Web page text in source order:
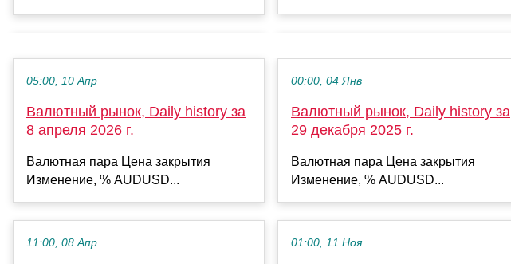
05:00, 10 Апр
Валютный рынок, Daily history за
8 апреля 2026 г.
Валютная пара Цена закрытия
Изменение, % AUDUSD...
11:00, 08 Апр
00:00, 04 Янв
Валютный рынок, Daily history за
29 декабря 2025 г.
Валютная пара Цена закрытия
Изменение, % AUDUSD...
01:00, 11 Ноя